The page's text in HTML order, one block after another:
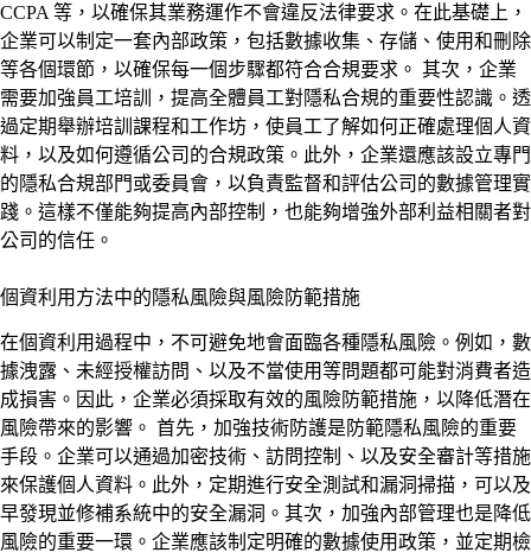
CCPA 等，以確保其業務運作不會違反法律要求。在此基礎上，
企業可以制定一套內部政策，包括數據收集、存儲、使用和刪除
等各個環節，以確保每一個步驟都符合合規要求。 其次，企業
需要加強員工培訓，提高全體員工對隱私合規的重要性認識。透
過定期舉辦培訓課程和工作坊，使員工了解如何正確處理個人資
料，以及如何遵循公司的合規政策。此外，企業還應該設立專門
的隱私合規部門或委員會，以負責監督和評估公司的數據管理實
踐。這樣不僅能夠提高內部控制，也能夠增強外部利益相關者對
公司的信任。
個資利用方法中的隱私風險與風險防範措施
在個資利用過程中，不可避免地會面臨各種隱私風險。例如，數
據洩露、未經授權訪問、以及不當使用等問題都可能對消費者造
成損害。因此，企業必須採取有效的風險防範措施，以降低潛在
風險帶來的影響。 首先，加強技術防護是防範隱私風險的重要
手段。企業可以通過加密技術、訪問控制、以及安全審計等措施
來保護個人資料。此外，定期進行安全測試和漏洞掃描，可以及
早發現並修補系統中的安全漏洞。其次，加強內部管理也是降低
風險的重要一環。企業應該制定明確的數據使用政策，並定期檢